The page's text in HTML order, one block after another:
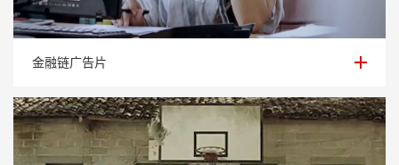
金融链广告片
金融链广告片